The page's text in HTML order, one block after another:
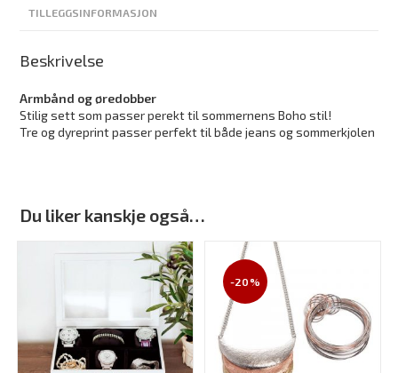
TILLEGGSINFORMASJON
Beskrivelse
Armbånd og øredobber
Stilig sett som passer perekt til sommernens Boho stil!
Tre og dyreprint passer perfekt til både jeans og sommerkjolen
Du liker kanskje også…
-20%